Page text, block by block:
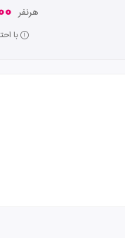
هرنفر
با